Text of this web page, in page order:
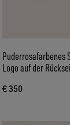
Puderrosafarbenes
Logo auf der
€ 350